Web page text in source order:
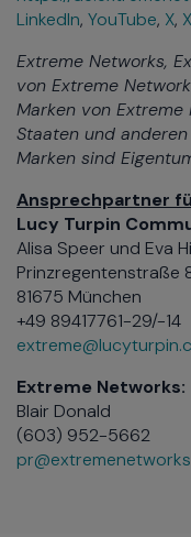
LinkedIn, YouTube, X,
Extreme Networks,
von Extreme
Marken von
Staaten und
Marken sind
Ansprechpartner
Lucy Turpin
Alisa Speer und Eva
Prinzregentenstraße
81675 München
+49 89417761-29/-14
Extreme Networks:
Blair Donald
(603) 952-5662